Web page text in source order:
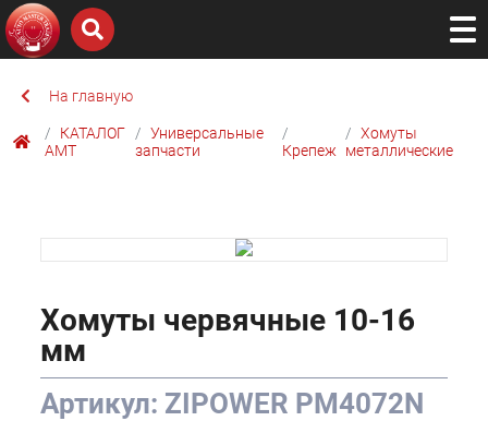
На главную
КАТАЛОГ
AMТ
Универсальные
запчасти
Крепеж
Хомуты
металлические
Хомуты червячные 10-16
мм
Артикул: ZIPOWER PM4072N